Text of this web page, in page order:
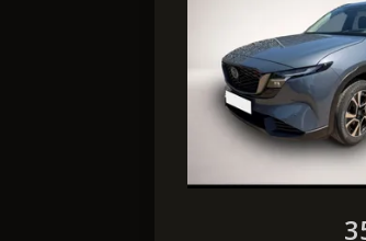
AT Homura